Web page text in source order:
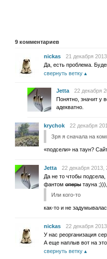
9 комментариев
nickas
21 декабря
Да, есть проблема.
свернуть ветку
Jetta
22 декабря
Понятно, значит у
адекватно.
krychok
22 декабря
Зря я сначала на
«подсели» на таун?
Jetta
22 декабря 2013,
Да не то чтобы
фантом оперы тауна
Или кого-то
как-то и не
nickas
22 декабря
У нас реорганизация
А еще наплыв вот на
свернуть ветку